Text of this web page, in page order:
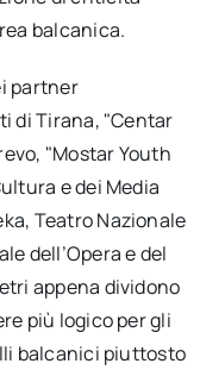
balcanica.
partner
di Tirana, "Centar
"Mostar Youth
e dei Media
Teatro Nazionale
dell’Opera e del
appena dividono
più logico per gli
balcanici piuttosto